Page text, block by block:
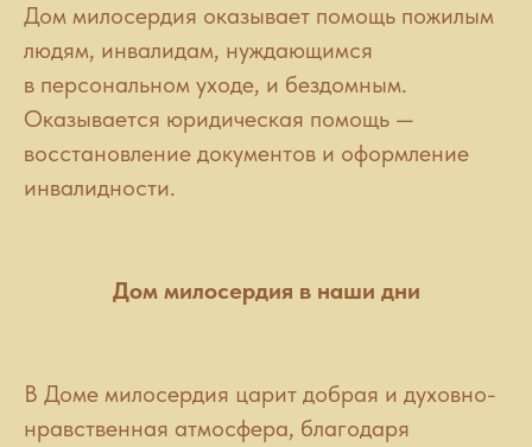
Дом милосердия оказывает помощь пожилым
людям, инвалидам, нуждающимся
в персональном уходе, и бездомным.
Оказывается юридическая помощь —
восстановление документов и оформление
инвалидности.
Дом милосердия в наши дни
В Доме милосердия царит добрая и духовно-
нравственная атмосфера, благодаря